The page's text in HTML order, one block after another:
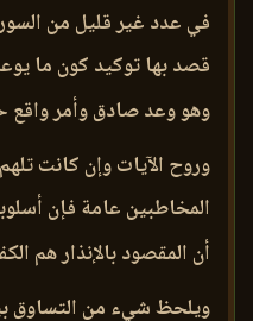
في عدد غير قليل من
قصد بها توكيد كون ما
وهو وعد صادق وأمر واقع
وروح الآيات وإن كانت
المخاطبين عامة فإن
أن المقصود بالإنذار هم
ويلحظ شيء من التساوق